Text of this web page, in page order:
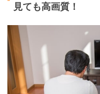
見ても高画質！